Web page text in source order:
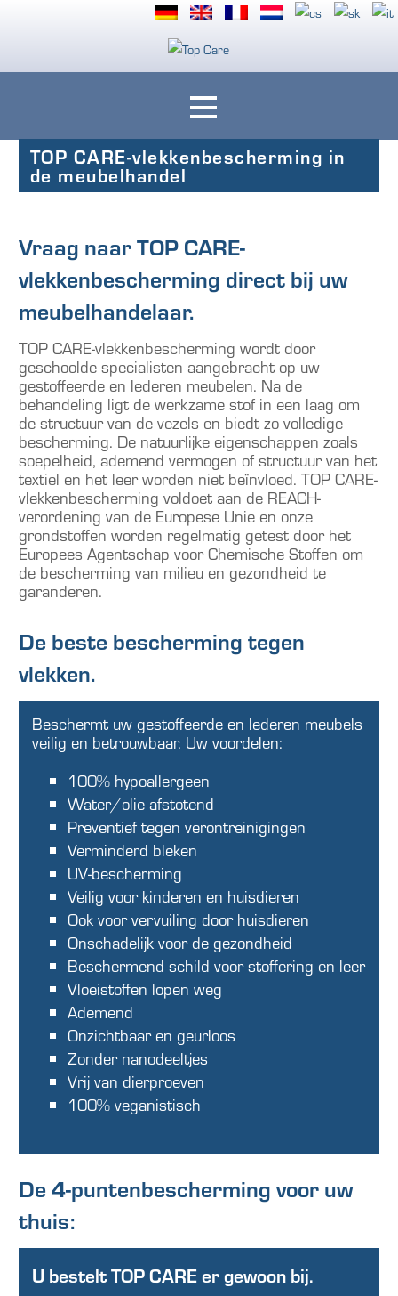
Top Care
Ihre Polstermöbel rundum geschützt mit Top Care Fleckenschutz
TOP CARE-vlekkenbescherming in
de meubelhandel
Vraag naar TOP CARE-
vlekkenbescherming direct bij uw
meubelhandelaar.
TOP CARE-vlekkenbescherming wordt door
geschoolde specialisten aangebracht op uw
gestoffeerde en lederen meubelen. Na de
behandeling ligt de werkzame stof in een laag om
de structuur van de vezels en biedt zo volledige
bescherming. De natuurlijke eigenschappen zoals
soepelheid, ademend vermogen of structuur van het
textiel en het leer worden niet beïnvloed. TOP CARE-
vlekkenbescherming voldoet aan de REACH-
verordening van de Europese Unie en onze
grondstoffen worden regelmatig getest door het
Europees Agentschap voor Chemische Stoffen om
de bescherming van milieu en gezondheid te
garanderen.
De beste bescherming tegen
vlekken.
Beschermt uw gestoffeerde en lederen meubels
veilig en betrouwbaar. Uw voordelen:
100% hypoallergeen
Water/olie afstotend
Preventief tegen verontreinigingen
Verminderd bleken
UV-bescherming
Veilig voor kinderen en huisdieren
Ook voor vervuiling door huisdieren
Onschadelijk voor de gezondheid
Beschermend schild voor stoffering en leer
Vloeistoffen lopen weg
Ademend
Onzichtbaar en geurloos
Zonder nanodeeltjes
Vrij van dierproeven
100% veganistisch
De 4-puntenbescherming voor uw
thuis:
U bestelt TOP CARE er gewoon bij.